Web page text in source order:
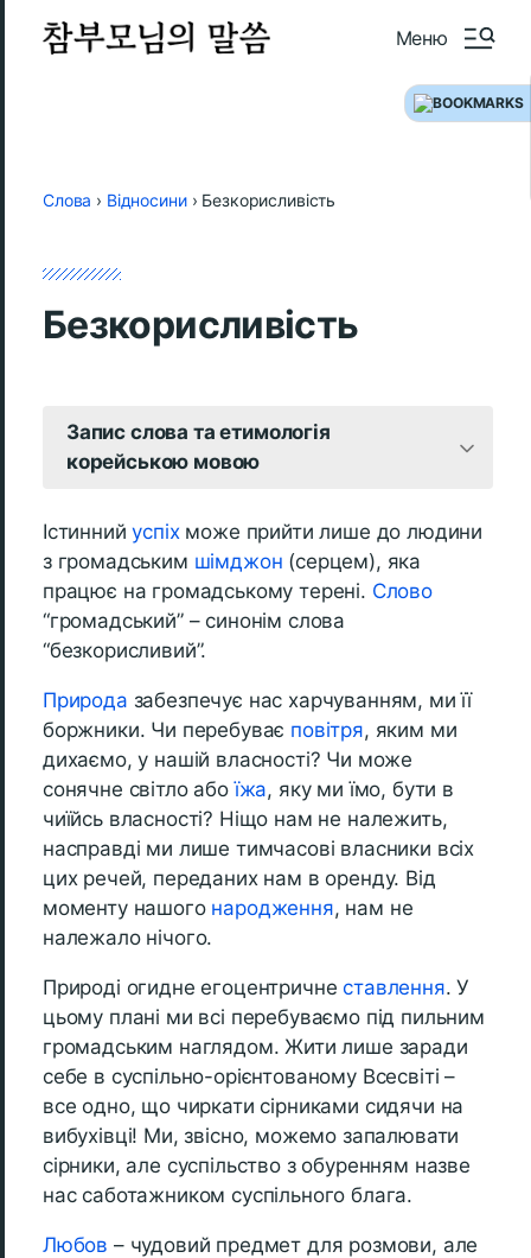
Меню
Слова › Відносини› Безкорисливість
Безкорисливість
Запис слова та етимологія
корейською мовою
Істиннийуспіхможе прийти лише до людини
з громадським шімджон (серцем), яка
працює на громадському терені. Слово
“громадський” – синонім слова
“безкорисливий”.
Природа забезпечує нас харчуванням, ми її
боржники. Чи перебуває повітря, яким ми
дихаємо, у нашій власності? Чи може
сонячне світло абоїжа, яку ми їмо, бути в
чиїйсь власності? Ніщо нам не належить,
насправді ми лише тимчасові власники всіх
цих речей, переданих нам в оренду. Від
моменту нашого народження, нам не
належало нічого.
Природі огидне егоцентричнеставлення. У
цьому плані ми всі перебуваємо під пильним
громадським наглядом. Жити лише заради
себе в суспільно-орієнтованому Всесвіті –
все одно, що чиркати сірниками сидячи на
вибухівці! Ми, звісно, можемо запалювати
сірники, але суспільство з обуренням назве
нас саботажником суспільного блага.
Любов – чудовий предмет для розмови, але